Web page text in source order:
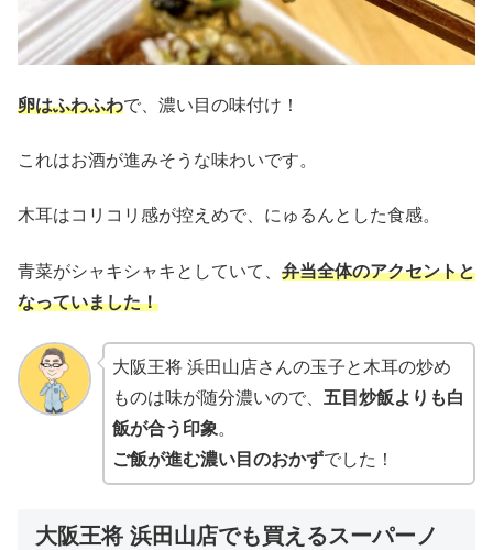
卵はふわふわで、濃い目の味付け！
これはお酒が進みそうな味わいです。
木耳はコリコリ感が控えめで、にゅるんとした食感。
青菜がシャキシャキとしていて、 弁当全体のアクセントと
なっていました！
大阪王将 浜田山店さんの玉子と木耳の炒め
ものは味が随分濃いので、 五目炒飯よりも白
飯が合う印象。
ご飯が進む濃い目のおかずでした！
大阪王将 浜田山店でも買えるスーパーノ